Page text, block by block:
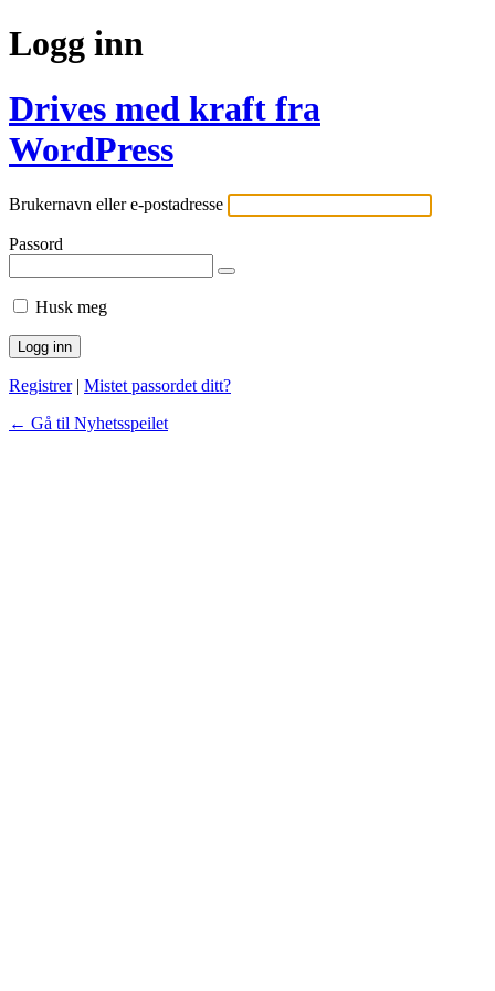
Logg inn
Drives med kraft fra
WordPress
Brukernavn eller e-postadresse
Passord
Husk meg
Registrer| Mistet passordet ditt?
← Gå til Nyhetsspeilet